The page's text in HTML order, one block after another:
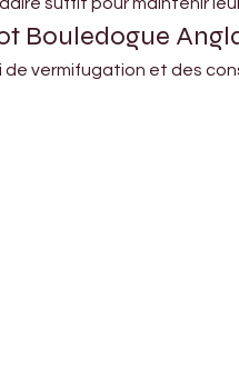
suffit pour maintenir
Bouledogue
vermifugation et des